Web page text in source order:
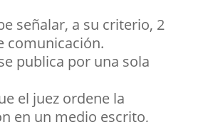
señalar, a su criterio, 2
comunicación.
publica por una sola
el juez ordene la
en un medio escrito,